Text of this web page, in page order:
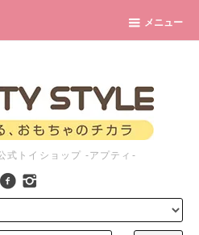
メニュー
式トイショップ -アプティ-